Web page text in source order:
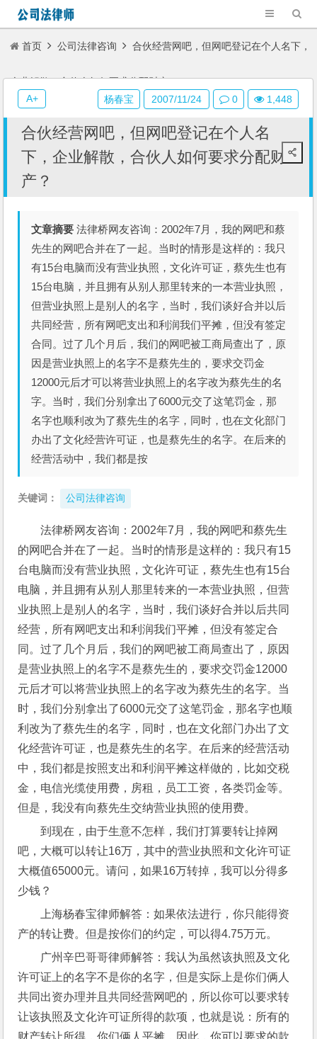
首页 公司法律咨询 合伙经营网吧，但网吧登记在个人名下，
企业解散，合伙人如何要求分配财产？
合伙经营网吧，但网吧登记在个人名
下，企业解散，合伙人如何要求分配财
产？
文章摘要 法律桥网友咨询：2002年7月，我的网吧和蔡
先生的网吧合并在了一起。当时的情形是这样的：我只
有15台电脑而没有营业执照，文化许可证，蔡先生也有
15台电脑，并且拥有从别人那里转来的一本营业执照，
但营业执照上是别人的名字，当时，我们谈好合并以后
共同经营，所有网吧支出和利润我们平摊，但没有签定
合同。过了几个月后，我们的网吧被工商局查出了，原
因是营业执照上的名字不是蔡先生的，要求交罚金
12000元后才可以将营业执照上的名字改为蔡先生的名
字。当时，我们分别拿出了6000元交了这笔罚金，那
名字也顺利改为了蔡先生的名字，同时，也在文化部门
办出了文化经营许可证，也是蔡先生的名字。在后来的
经营活动中，我们都是按
关键词： 公司法律咨询
法律桥网友咨询：2002年7月，我的网吧和蔡先生
的网吧合并在了一起。当时的情形是这样的：我只有15
台电脑而没有营业执照，文化许可证，蔡先生也有15台
电脑，并且拥有从别人那里转来的一本营业执照，但营
业执照上是别人的名字，当时，我们谈好合并以后共同
经营，所有网吧支出和利润我们平摊，但没有签定合
同。过了几个月后，我们的网吧被工商局查出了，原因
是营业执照上的名字不是蔡先生的，要求交罚金12000
元后才可以将营业执照上的名字改为蔡先生的名字。当
时，我们分别拿出了6000元交了这笔罚金，那名字也顺
利改为了蔡先生的名字，同时，也在文化部门办出了文
化经营许可证，也是蔡先生的名字。在后来的经营活动
中，我们都是按照支出和利润平摊这样做的，比如交税
金，电信光缆使用费，房租，员工工资，各类罚金等。
但是，我没有向蔡先生交纳营业执照的使用费。
到现在，由于生意不怎样，我们打算要转让掉网
吧，大概可以转让16万，其中的营业执照和文化许可证
大概值65000元。请问，如果16万转掉，我可以分得多
少钱？
上海杨春宝律师解答：如果依法进行，你只能得资
产的转让费。但是按你们的约定，可以得4.75万元。
广州辛巴哥哥律师解答：我认为虽然该执照及文化
许可证上的名字不是你的名字，但是实际上是你们俩人
共同出资办理并且共同经营网吧的，所以你可以要求转
让该执照及文化许可证所得的款项，也就是说：所有的
财产转让所得，你们俩人平摊，因此，你可以要求的款
杨春宝 2007/11/24 0 1,448
A+